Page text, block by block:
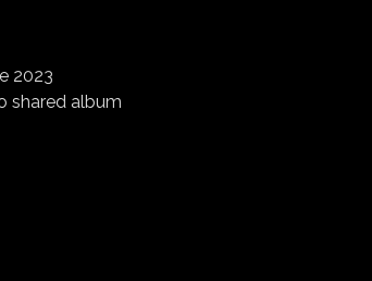
SLALOM ASA CROISETTE MANDELIEU DU 10
shared album